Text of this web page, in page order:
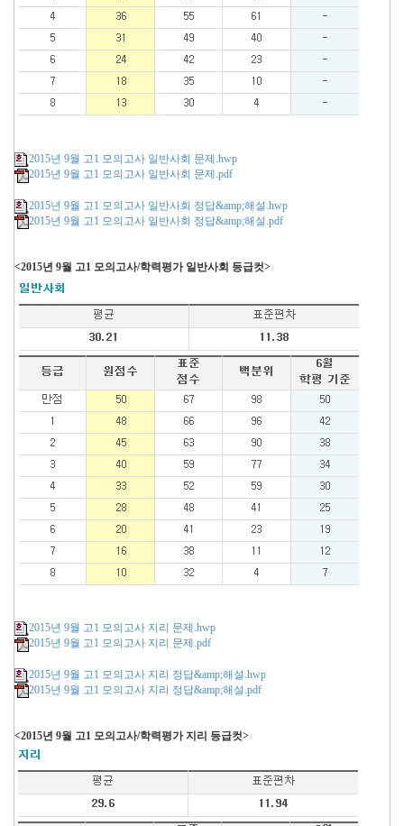
2015년 9월 고1 모의고사 일반사회 문제.hwp
2015년 9월 고1 모의고사 일반사회 문제.pdf
2015년 9월 고1 모의고사 일반사회 정답&amp;해설.hwp
2015년 9월 고1 모의고사 일반사회 정답&amp;해설.pdf
<2015년 9월 고1 모의고사/학력평가 일반사회 등급컷>
2015년 9월 고1 모의고사 지리 문제.hwp
2015년 9월 고1 모의고사 지리 문제.pdf
2015년 9월 고1 모의고사 지리 정답&amp;해설.hwp
2015년 9월 고1 모의고사 지리 정답&amp;해설.pdf
<2015년 9월 고1 모의고사/학력평가 지리 등급컷>